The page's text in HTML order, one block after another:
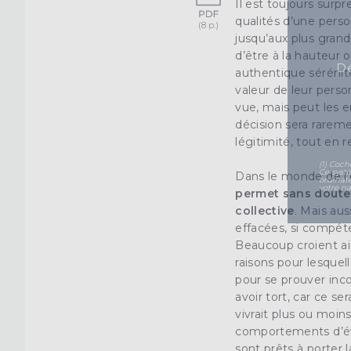
Il est toujours
qualités d’une
jusqu’aux plus
d’être à la hauteur
authentique
valeur de leur
vue, mais peut les
décision sera
légitimité, tout en
Dans le monde de
permet sans
collective. Mais
effacées, si
Beaucoup croient
raisons pour
pour se prouver
avoir tort, car ce
vivrait plus ou
comportements
(1)
Ce
votre